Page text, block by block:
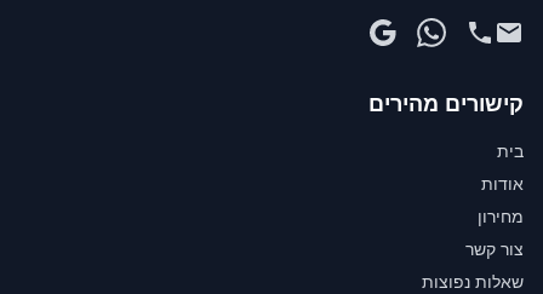
קישורים מהירים
בית
אודות
מחירון
צור קשר
שאלות נפוצות